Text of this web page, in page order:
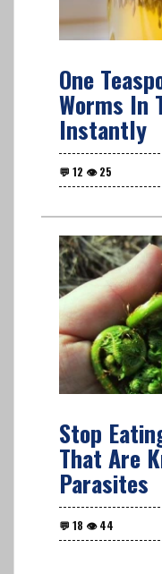
One
Worms In
Instantly
Stop
That Are
Parasites